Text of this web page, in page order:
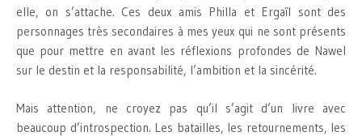
elle, on s’attache. Ces deux amis Philla et Ergaïl sont des
personnages très secondaires à mes yeux qui ne sont présents
que pour mettre en avant les réflexions profondes de Nawel
sur le destin et la responsabilité, l’ambition et la sincérité.
Mais attention, ne croyez pas qu’il s’agit d’un livre avec
beaucoup d’introspection. Les batailles, les retournements, les